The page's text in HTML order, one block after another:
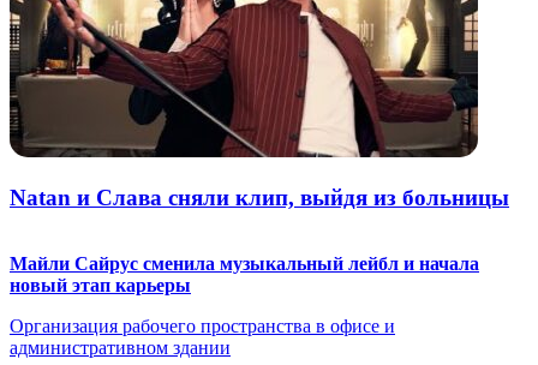
Natan и Слава сняли клип, выйдя из больницы
Майли Сайрус сменила музыкальный лейбл и начала
новый этап карьеры
Организация рабочего пространства в офисе и
административном здании